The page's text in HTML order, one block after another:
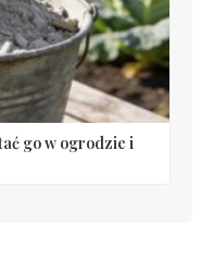
go w ogrodzie i